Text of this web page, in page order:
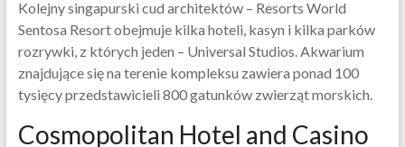
Kolejny singapurski cud architektów – Resorts World
Sentosa Resort obejmuje kilka hoteli, kasyn i kilka parków
rozrywki, z których jeden – Universal Studios. Akwarium
znajdujące się na terenie kompleksu zawiera ponad 100
tysięcy przedstawicieli 800 gatunków zwierząt morskich.
Cosmopolitan Hotel and Casino